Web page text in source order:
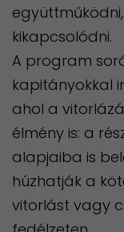
kikapcsolódni.
A program
kapitányokkal
ahol a
élmény is: a
alapjaiba is
húzhatják a
vitorlást vagy